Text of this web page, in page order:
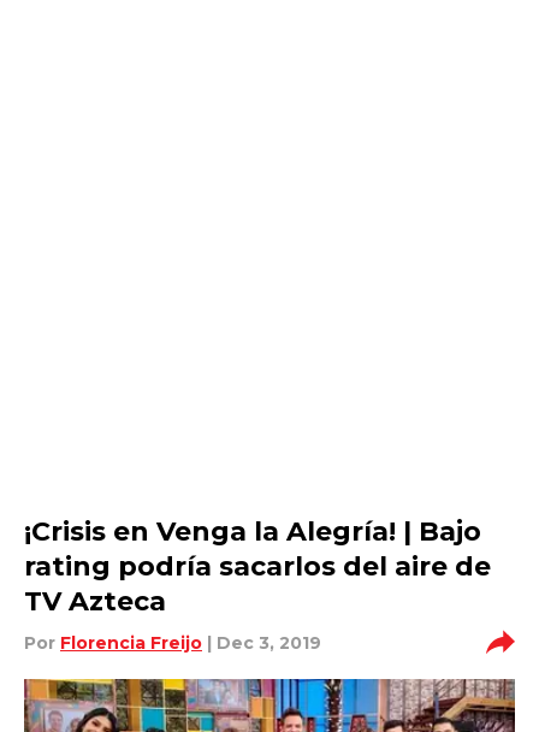
¡Crisis en Venga la Alegría! | Bajo
rating podría sacarlos del aire de
TV Azteca
Por Florencia Freijo | Dec 3, 2019